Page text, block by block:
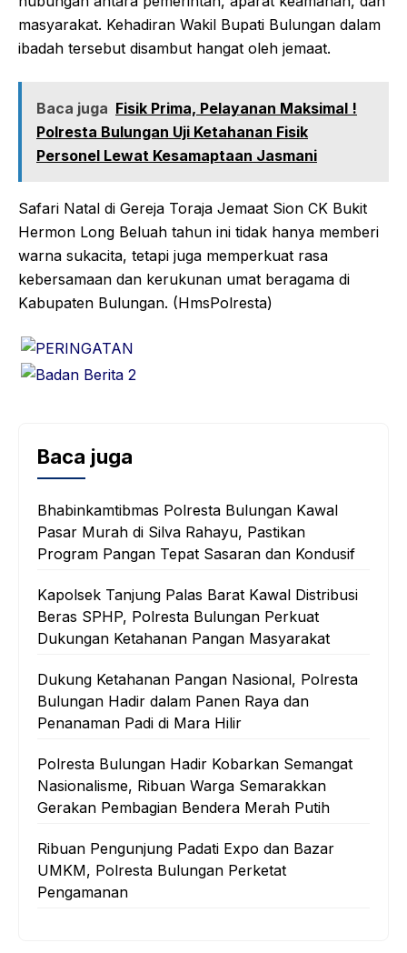
masyarakat. Kehadiran Wakil Bupati Bulungan dalam
ibadah tersebut disambut hangat oleh jemaat.
Baca juga Fisik Prima, Pelayanan Maksimal !
Polresta Bulungan Uji Ketahanan Fisik
Personel Lewat Kesamaptaan Jasmani
Safari Natal di Gereja Toraja Jemaat Sion CK Bukit
Hermon Long Beluah tahun ini tidak hanya memberi
warna sukacita, tetapi juga memperkuat rasa
kebersamaan dan kerukunan umat beragama di
Kabupaten Bulungan. (HmsPolresta)
Baca juga
Bhabinkamtibmas Polresta Bulungan Kawal
Pasar Murah di Silva Rahayu, Pastikan
Program Pangan Tepat Sasaran dan Kondusif
Kapolsek Tanjung Palas Barat Kawal Distribusi
Beras SPHP, Polresta Bulungan Perkuat
Dukungan Ketahanan Pangan Masyarakat
Dukung Ketahanan Pangan Nasional, Polresta
Bulungan Hadir dalam Panen Raya dan
Penanaman Padi di Mara Hilir
Polresta Bulungan Hadir Kobarkan Semangat
Nasionalisme, Ribuan Warga Semarakkan
Gerakan Pembagian Bendera Merah Putih
Ribuan Pengunjung Padati Expo dan Bazar
UMKM, Polresta Bulungan Perketat
Pengamanan